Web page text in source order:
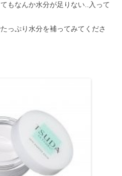
もなんか水分が足りない..入って
っぷり水分を補ってみてくださ